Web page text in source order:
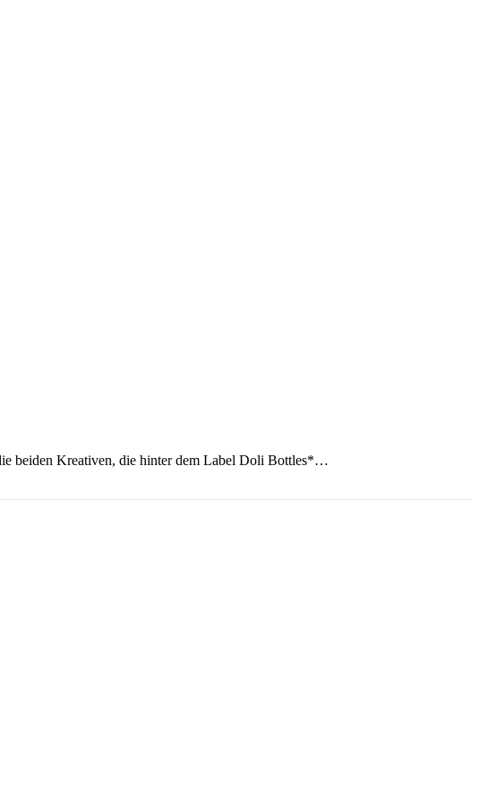
beiden Kreativen, die hinter dem Label Doli Bottles*…